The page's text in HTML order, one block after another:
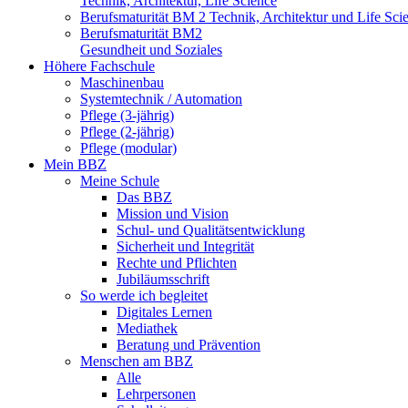
Berufsmaturität BM 2 Technik, Architektur und Life
Berufsmaturität BM2
Gesundheit und Soziales
Höhere Fachschule
Maschinenbau
Systemtechnik / Automation
Pflege (3-jährig)
Pflege (2-jährig)
Pflege (modular)
Mein BBZ
Meine Schule
Das BBZ
Mission und Vision
Schul- und Qualitätsentwicklung
Sicherheit und Integrität
Rechte und Pflichten
Jubiläumsschrift
So werde ich begleitet
Digitales Lernen
Mediathek
Beratung und Prävention
Menschen am BBZ
Alle
Lehrpersonen